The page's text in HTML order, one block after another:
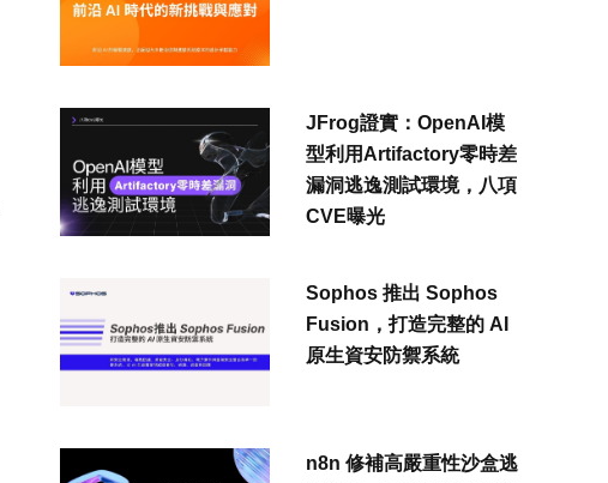
JFrog證實：OpenAI模
型利用Artifactory零時差
漏洞逃逸測試環境，八項
CVE曝光
Sophos 推出 Sophos
Fusion，打造完整的 AI
原生資安防禦系統
n8n 修補高嚴重性沙盒逃